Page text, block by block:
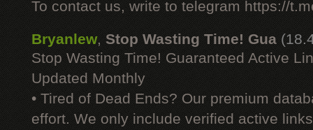
To contact us, write to telegram https://
Bryanlew,Stop Wasting Time! Gua
Stop Wasting Time! Guaranteed Active
Updated Monthly
• Tired of Dead Ends? Our premium
effort. We only include verified active